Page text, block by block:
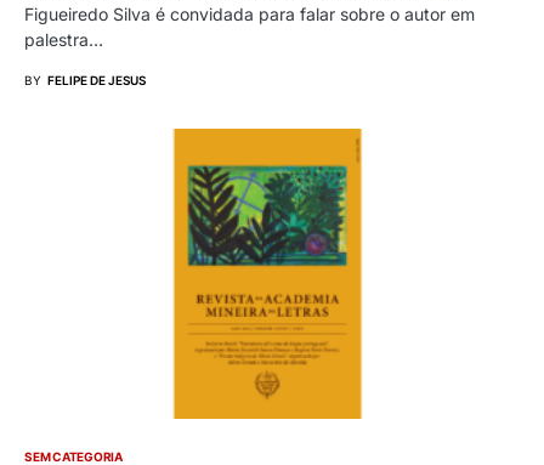
Figueiredo Silva é convidada para falar sobre o autor em
palestra…
BY FELIPE DE JESUS
SEM CATEGORIA